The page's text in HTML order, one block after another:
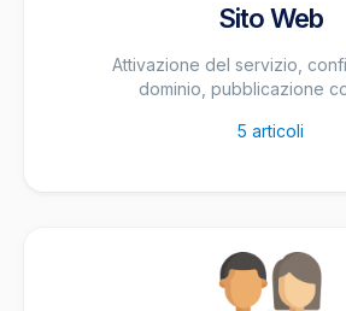
Sito Web
Attivazione del servizio,
dominio, pubblicazione
5 articoli